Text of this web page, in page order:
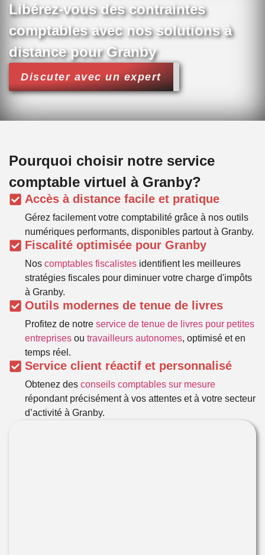
Libérez-vous des contraintes
comptables avec nos solutions à
distance pour Granby
Discuter avec un expert
Pourquoi choisir notre service
comptable virtuel à Granby?
Accès à distance facile et pratique
Gérez facilement votre comptabilité grâce à nos outils
numériques performants, disponibles partout à Granby.
Fiscalité optimisée pour Granby
Nos comptables fiscalistes identifient les meilleures
stratégies fiscales pour diminuer votre charge d'impôts
à Granby.
Outils modernes de tenue de livres
Profitez de notre service de tenue de livres pour petites
entreprises ou travailleurs autonomes, optimisé et en
temps réel.
Service client réactif et personnalisé
Obtenez des conseils comptables sur mesure
répondant précisément à vos attentes et à votre secteur
d’activité à Granby.